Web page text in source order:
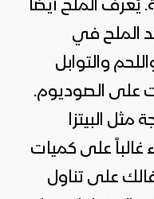
الملح في
والتوابل
على الصوديوم.
البيتزا
غالباً على كميات
على تناول